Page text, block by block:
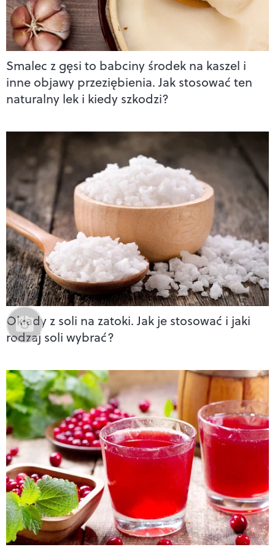
Smalec z gęsi to babciny środek na kaszel i
inne objawy przeziębienia. Jak stosować ten
naturalny lek i kiedy szkodzi?
Okłady z soli na zatoki. Jak je stosować i jaki
rodzaj soli wybrać?